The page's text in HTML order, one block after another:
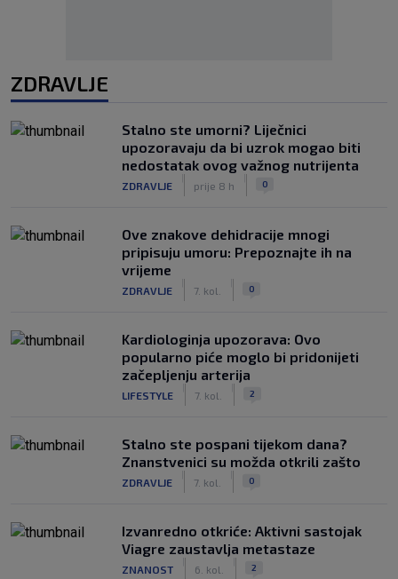
ZDRAVLJE
Stalno ste umorni? Liječnici
upozoravaju da bi uzrok mogao biti
nedostatak ovog važnog nutrijenta
ZDRAVLJE prije 8 h 0
Ove znakove dehidracije mnogi
pripisuju umoru: Prepoznajte ih na
vrijeme
ZDRAVLJE 7. kol. 0
Kardiologinja upozorava: Ovo
popularno piće moglo bi pridonijeti
začepljenju arterija
LIFESTYLE 7. kol. 2
Stalno ste pospani tijekom dana?
Znanstvenici su možda otkrili zašto
ZDRAVLJE 7. kol. 0
Izvanredno otkriće: Aktivni sastojak
Viagre zaustavlja metastaze
ZNANOST 6. kol. 2